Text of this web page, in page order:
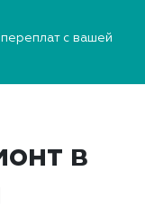
с вашей
в